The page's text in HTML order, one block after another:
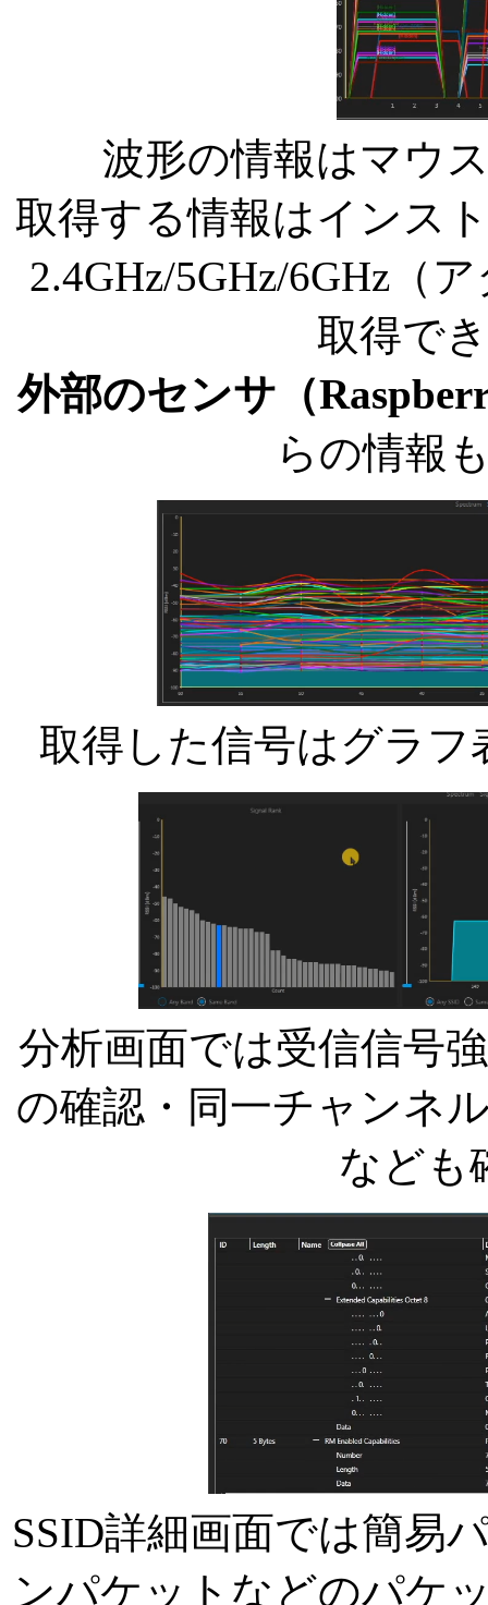
波形の情報はマウ
取得する情報はインス
2.4GHz/5GHz/6GHz（
取得で
外部のセンサ（
らの情報
取得した信号はグラ
分析画面では受信信号
の確認・同一チャンネ
なども
SSID詳細画面では簡易
ンパケットなどのパケ